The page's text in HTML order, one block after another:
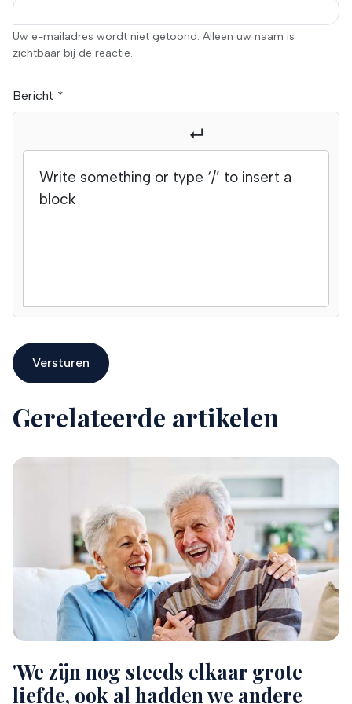
Uw e-mailadres wordt niet getoond. Alleen uw naam is
zichtbaar bij de reactie.
Bericht *
Versturen
Gerelateerde artikelen
'We zijn nog steeds elkaar grote
liefde, ook al hadden we andere